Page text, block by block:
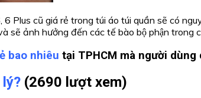
Plus cũ giá rẻ trong túi áo túi quần sẽ có
sẽ ảnh hưởng đến các tế bào bộ phận trong
bao nhiêu tại TPHCM mà người dùng
(2690 lượt xem)